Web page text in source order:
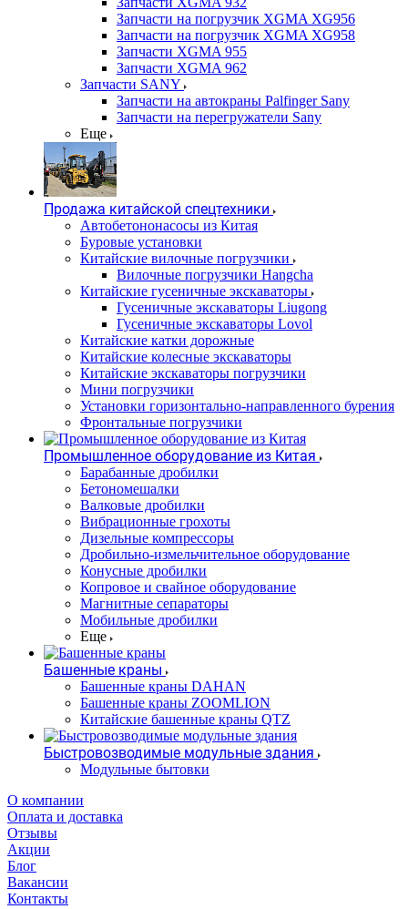
Запчасти на погрузчик XGMA XG956
Запчасти на погрузчик XGMA XG958
Запчасти XGMA 955
Запчасти XGMA 962
Запчасти SANY
Запчасти на автокраны Palfinger Sany
Запчасти на перегружатели Sany
Еще
Продажа китайской спецтехники
Автобетононасосы из Китая
Буровые установки
Китайские вилочные погрузчики
Вилочные погрузчики Hangcha
Китайские гусеничные экскаваторы
Гусеничные экскаваторы Liugong
Гусеничные экскаваторы Lovol
Китайские катки дорожные
Китайские колесные экскаваторы
Китайские экскаваторы погрузчики
Мини погрузчики
Установки горизонтально-направленного бурения
Фронтальные погрузчики
Промышленное оборудование из Китая
Барабанные дробилки
Бетономешалки
Валковые дробилки
Вибрационные грохоты
Дизельные компрессоры
Дробильно-измельчительное оборудование
Конусные дробилки
Копровое и свайное оборудование
Магнитные сепараторы
Мобильные дробилки
Еще
Башенные краны
Башенные краны DAHAN
Башенные краны ZOOMLION
Китайские башенные краны QTZ
Быстровозводимые модульные здания
Модульные бытовки
О компании
Оплата и доставка
Отзывы
Акции
Блог
Вакансии
Контакты